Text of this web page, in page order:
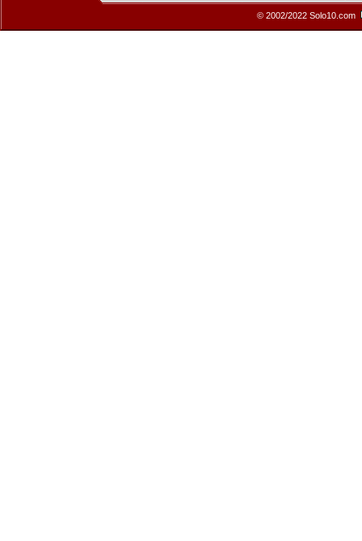
© 2002/2022 Solo10.com